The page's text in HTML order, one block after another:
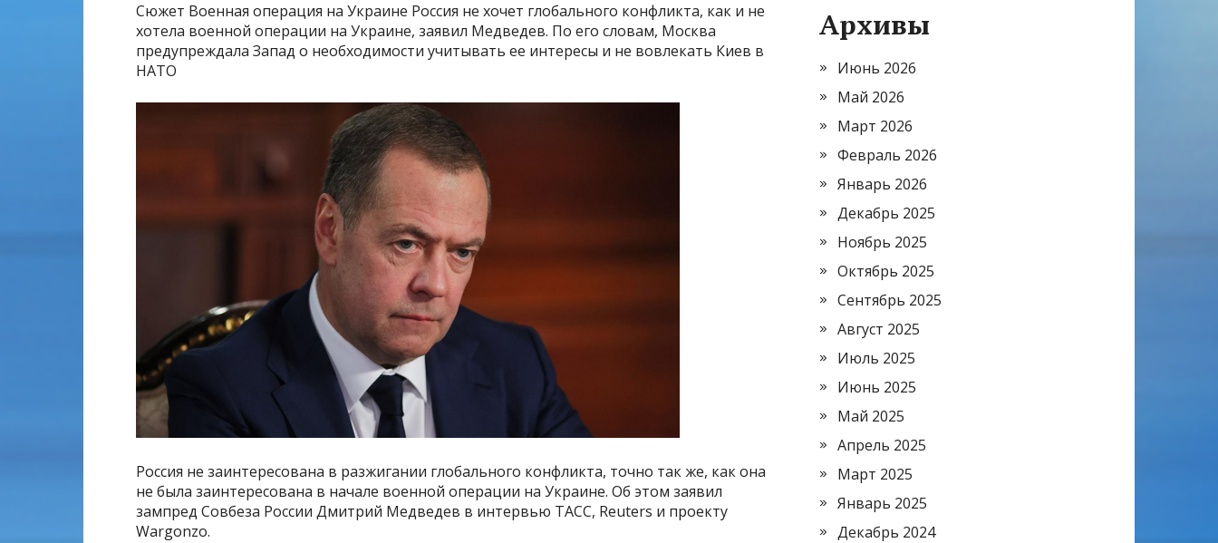
Сюжет Военная операция на Украине Россия не хочет глобального конфликта, как и не
хотела военной операции на Украине, заявил Медведев. По его словам, Москва
предупреждала Запад о необходимости учитывать ее интересы и не вовлекать Киев в
НАТО
Россия не заинтересована в разжигании глобального конфликта, точно так же, как она
не была заинтересована в начале военной операции на Украине. Об этом заявил
зампред Совбеза России Дмитрий Медведев в интервью ТАСС, Reuters и проекту
Wargonzo.
Архивы
Июнь 2026
Май 2026
Март 2026
Февраль 2026
Январь 2026
Декабрь 2025
Ноябрь 2025
Октябрь 2025
Сентябрь 2025
Август 2025
Июль 2025
Июнь 2025
Май 2025
Апрель 2025
Март 2025
Январь 2025
Декабрь 2024